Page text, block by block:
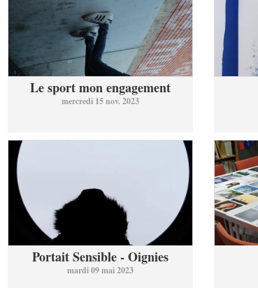
Le sport mon engagement
mercredi 15 nov. 2023
Portait Sensible - Oignies
mardi 09 mai 2023